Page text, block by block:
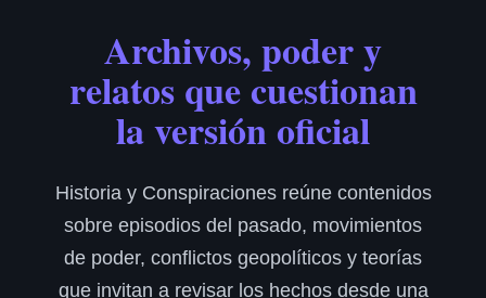
Archivos, poder y
relatos que cuestionan
la versión oficial
Historia y Conspiraciones reúne contenidos
sobre episodios del pasado, movimientos
de poder, conflictos geopolíticos y teorías
que invitan a revisar los hechos desde una